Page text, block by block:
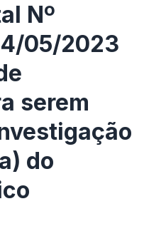
Nº
05/2023
serem
do